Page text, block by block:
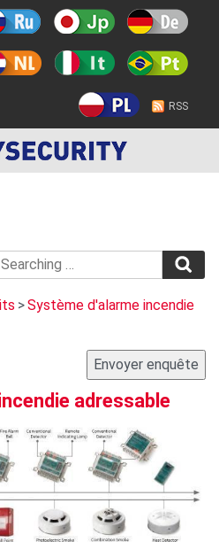
RSS
>Système d'alarme incendie
adressable